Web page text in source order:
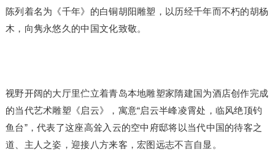
陈列着名为《千年》的白铜胡阳雕塑，以历经千年而不朽的胡杨
木，向隽永悠久的中国文化致敬。
视野开阔的大厅里伫立着青岛本地雕塑家隋建国为酒店创作完成
的当代艺术雕塑《启云》，寓意“启云半峰凌霄处，临风绝顶钓
鱼台”，代表了这座高耸入云的空中府邸将以当代中国的待客之
道、主人之姿，迎接八方来客，宏图远志不言自显。